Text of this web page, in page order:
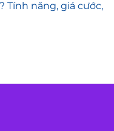
Tính năng, giá cước,